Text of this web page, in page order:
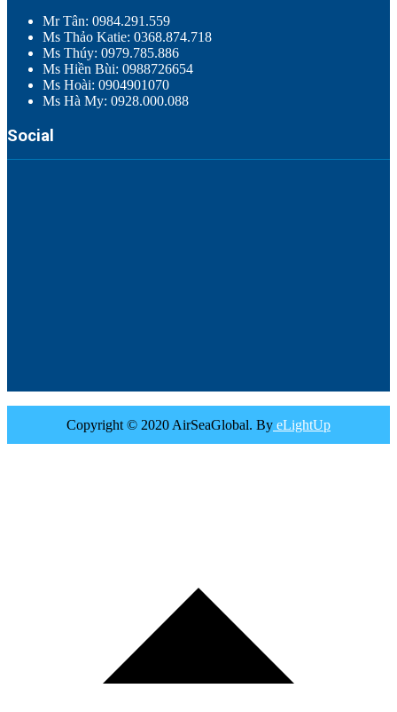
Mr Tân: 0984.291.559
Ms Thảo Katie: 0368.874.718
Ms Thúy: 0979.785.886
Ms Hiền Bùi: 0988726654
Ms Hoài: 0904901070
Ms Hà My: 0928.000.088
Social
Copyright © 2020 AirSeaGlobal. By eLightUp